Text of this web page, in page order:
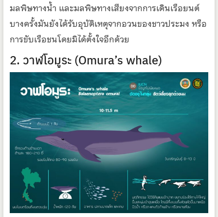
มลพิษทางน้ำ และมลพิษทางเสียงจากการเดินเรือยนต์
บางครั้งมันยังได้รับอุบัติเหตุจากอวนของชาวประมง หรือ
การขับเรือชนโดยมิได้ตั้งใจอีกด้วย
2. วาฬโอมูระ (Omura’s whale)